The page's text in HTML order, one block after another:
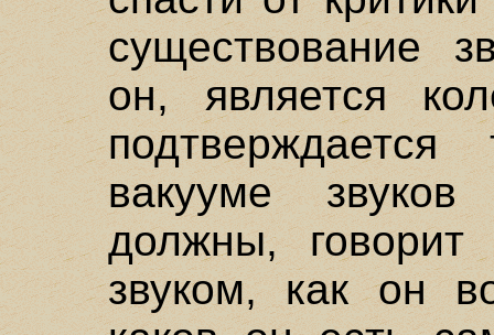
существование
он, является
вакууме
должны,
звуком, как он